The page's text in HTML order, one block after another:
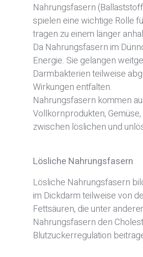
Nahrungsfasern
spielen eine wichtige Rolle
tragen zu einem länger
Da Nahrungsfasern im
Energie. Sie gelangen
Darmbakterien teilweise
Wirkungen entfalten.
Nahrungsfasern kommen
Vollkornprodukten,
zwischen löslichen und
Lösliche Nahrungsfasern
Lösliche Nahrungsfasern
im Dickdarm teilweise von
Fettsäuren, die unter
Nahrungsfasern den
Blutzuckerregulation